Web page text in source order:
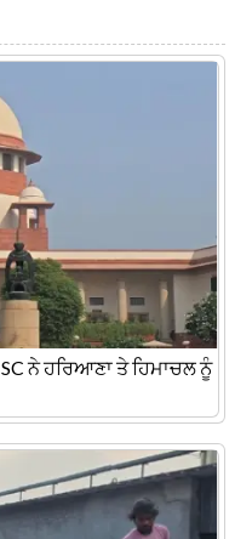
ਨੇ ਹਰਿਆਣਾ ਤੇ ਹਿਮਾਚਲ ਨੂੰ